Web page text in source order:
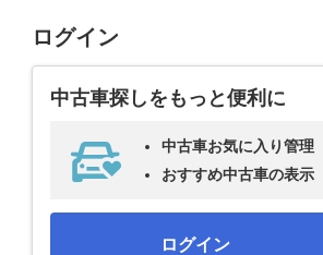
ログイン
中古車探しをもっと便利に
中古車お気に入り管理
おすすめ中古車の表示
ログイン